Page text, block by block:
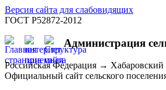
Версия сайта для слабовидящих
ГОСТ Р52872-2012
Администрация
Российская Федерация →
Официальный сайт сельского